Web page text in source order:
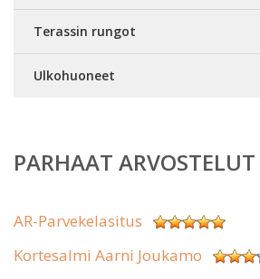
Terassin rungot
Ulkohuoneet
PARHAAT ARVOSTELUT
AR-Parvekelasitus
Kortesalmi Aarni Joukamo